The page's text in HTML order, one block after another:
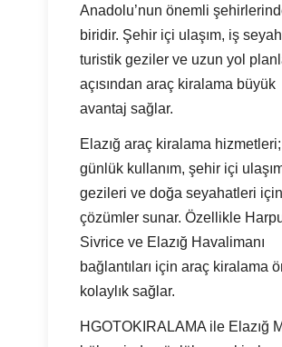
Anadolu’nun önemli
biridir. Şehir içi ulaşım, iş
turistik geziler ve uzun yol
açısından araç kiralama büyük
avantaj sağlar.
Elazığ araç kiralama hizmetleri;
günlük kullanım, şehir içi
gezileri ve doğa seyahatleri
çözümler sunar. Özellikle
Sivrice ve Elazığ Havalimanı
bağlantıları için araç kiralama
kolaylık sağlar.
HGOTOKIRALAMA ile Elazığ